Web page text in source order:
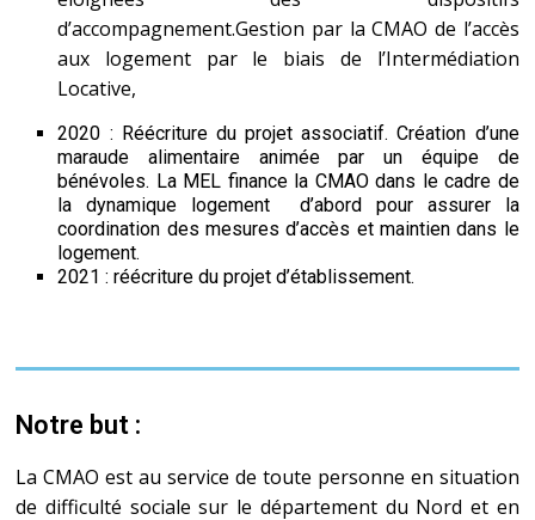
d’accompagnement.Gestion par la CMAO de l’accès
aux logement par le biais de l’Intermédiation
Locative,
2020 : Réécriture du projet associatif. Création d’une
maraude alimentaire animée par un équipe de
bénévoles. La MEL finance la CMAO dans le cadre de
la dynamique logement d’abord pour assurer la
coordination des mesures d’accès et maintien dans le
logement.
2021 : réécriture du projet d’établissement.
Notre but :
La CMAO est au service de toute personne en situation
de difficulté sociale sur le département du Nord et en